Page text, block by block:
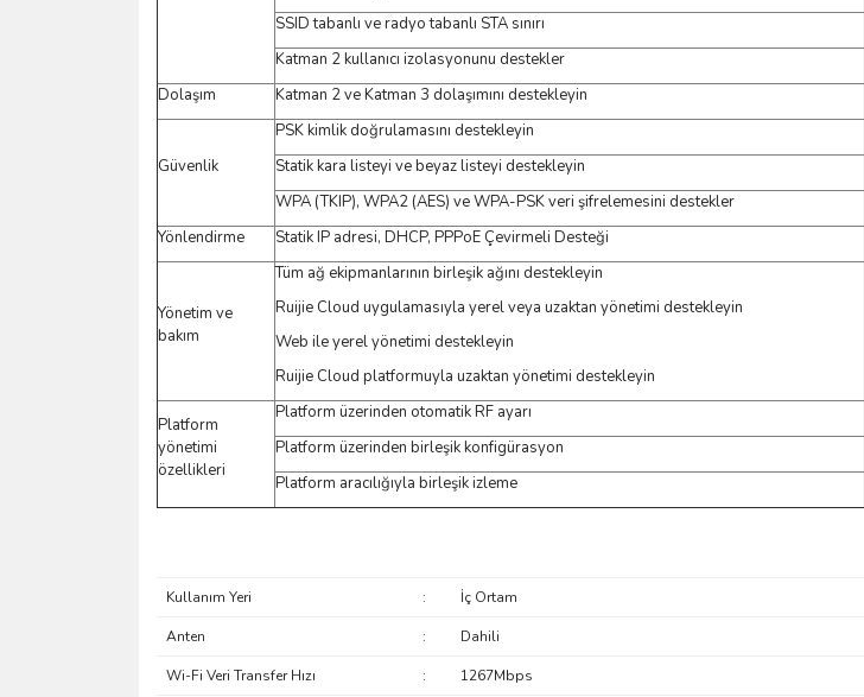
SSID tabanlı ve radyo tabanlı STA sınırı
Katman 2 kullanıcı izolasyonunu destekler
Dolaşım
Katman 2 ve Katman 3 dolaşımını destekleyin
Güvenlik
PSK kimlik doğrulamasını destekleyin
Statik kara listeyi ve beyaz listeyi destekleyin
WPA (TKIP), WPA2 (AES) ve WPA-PSK veri şifrelemesini destekler
Yönlendirme
Statik IP adresi, DHCP, PPPoE Çevirmeli Desteği
Yönetim ve
bakım
Tüm ağ ekipmanlarının birleşik ağını destekleyin
Ruijie Cloud uygulamasıyla yerel veya uzaktan yönetimi destekleyin
Web ile yerel yönetimi destekleyin
Ruijie Cloud platformuyla uzaktan yönetimi destekleyin
Platform
yönetimi
özellikleri
Platform üzerinden otomatik RF ayarı
Platform üzerinden birleşik konfigürasyon
Platform aracılığıyla birleşik izleme
Kullanım Yeri : İç Ortam
Anten : Dahili
Wi-Fi Veri Transfer Hızı : 1267Mbps